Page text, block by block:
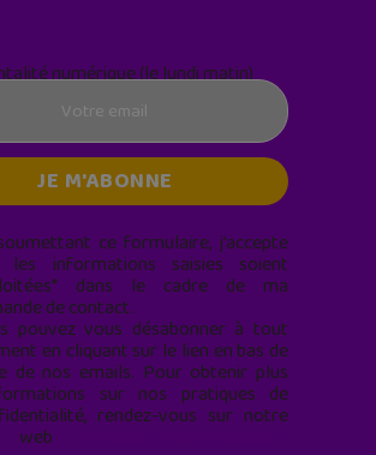
numérique (le lundi matin)
ce formulaire, j’accepte
les informations saisies soient
dans le cadre de ma
de contact.
pouvez vous désabonner à tout
en cliquant sur le lien en bas de
de nos emails. Pour obtenir plus
sur nos pratiques de
rendez-vous sur notre
web